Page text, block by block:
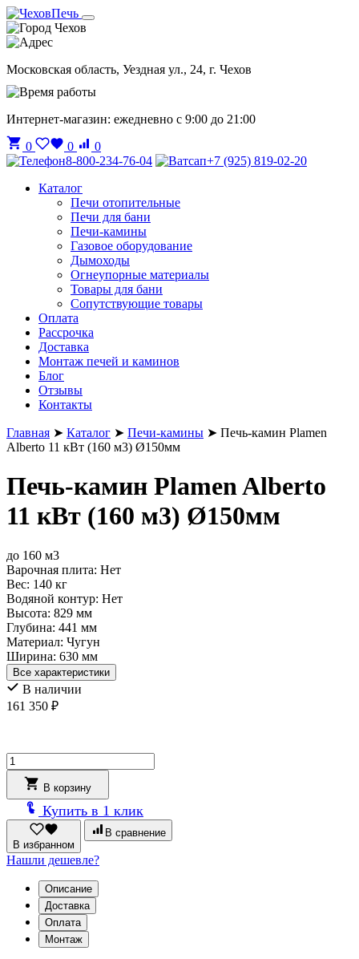
Чехов
Московская область, Уездная ул., 24, г. Чехов
Интернет-магазин: ежедневно с 9:00 до 21:00
0
0
0
8-800-234-76-04
+7 (925) 819-02-20
Каталог
Печи отопительные
Печи для бани
Печи-камины
Газовое оборудование
Дымоходы
Огнеупорные материалы
Товары для бани
Сопутствующие товары
Оплата
Рассрочка
Доставка
Монтаж печей и каминов
Блог
Отзывы
Контакты
Главная ➤ Каталог ➤ Печи-камины ➤ Печь-камин Plamen
Alberto 11 кВт (160 м3) Ø150мм
Печь-камин Plamen Alberto
11 кВт (160 м3) Ø150мм
до 160 м3
Варочная плита: Нет
Вес: 140 кг
Водяной контур: Нет
Высота: 829 мм
Глубина: 441 мм
Материал: Чугун
Ширина: 630 мм
Все характеристики
В наличии
161 350 ₽
Количество
товара
Печь-
камин
Plamen
Alberto
11
кВт
Ø150мм
В корзину
Купить в 1 клик
В избранном
В сравнение
Нашли дешевле?
Описание
Доставка
Оплата
Монтаж